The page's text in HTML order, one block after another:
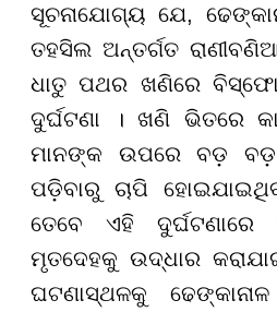
ସୂଚନାଯୋଗ୍ୟ ଯେ,
ତହସିଲ ଅନ୍ତର୍ଗତ
ଧାତୁ ପଥର ଖଣିରେ
ଦୁର୍ଘଟଣା । ଖଣି ଭିତରେ
ମାନଙ୍କ ଉପରେ ବଡ଼
ପଡ଼ିବାରୁ ଚାପି
ତେବେ ଏହି
ମୃତଦେହକୁ ଉଦ୍ଧାର
ଘଟଣାସ୍ଥଳକୁ